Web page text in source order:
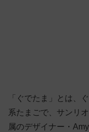
「ぐでたま」とは、
系たまごで、サンリ
属のデザイナー・